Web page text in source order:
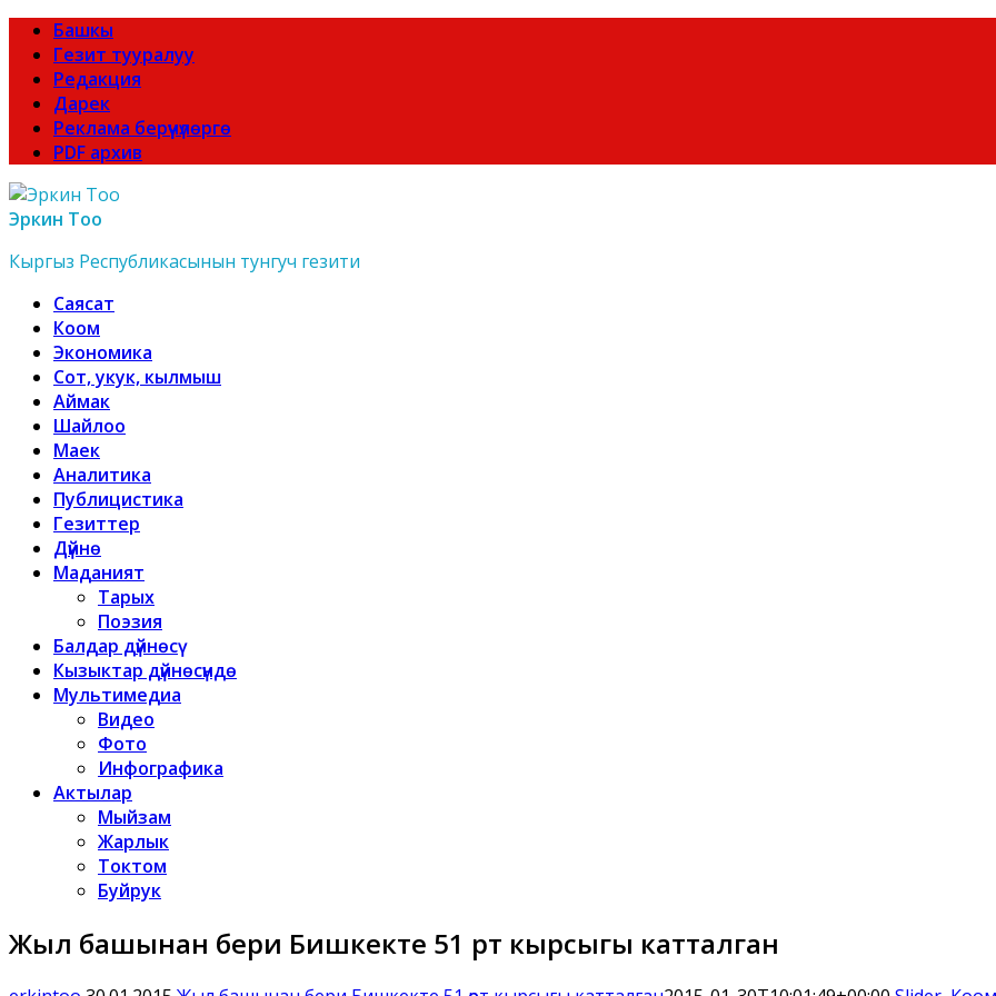
Башкы
Гезит тууралуу
Редакция
Дарек
Реклама берүүчүлөргө
PDF архив
Эркин Тоо
Кыргыз Республикасынын тунгуч гезити
Саясат
Коом
Экономика
Сот, укук, кылмыш
Аймак
Шайлоо
Маек
Аналитика
Публицистика
Гезиттер
Дүйнө
Маданият
Тарых
Поэзия
Балдар дүйнөсү
Кызыктар дүйнөсүндө
Мультимедиа
Видео
Фото
Инфографика
Актылар
Мыйзам
Жарлык
Токтом
Буйрук
Жыл башынан бери Бишкекте 51 өрт кырсыгы катталган